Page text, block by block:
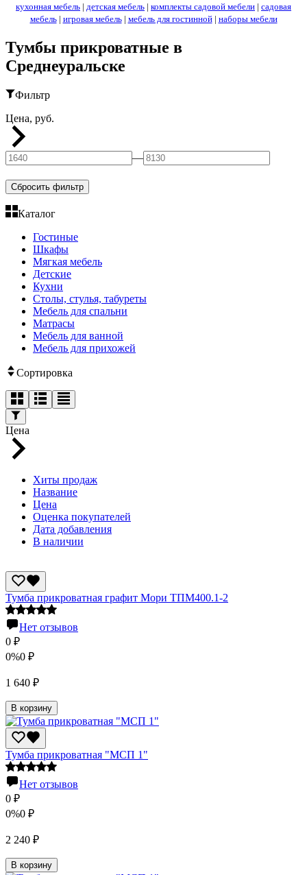
кухонная мебель | детская мебель | комплекты садовой мебели | садовая
мебель| игровая мебель| мебель для гостинной| наборы мебели
Тумбы прикроватные в
Среднеуральске
Фильтр
Цена, руб.
—
Сбросить фильтр
Каталог
Гостиные
Шкафы
Мягкая мебель
Детские
Кухни
Столы, стулья, табуреты
Мебель для спальни
Матрасы
Мебель для ванной
Мебель для прихожей
Сортировка
Цена
Хиты продаж
Название
Цена
Оценка покупателей
Дата добавления
В наличии
Тумба прикроватная графит Мори ТПМ400.1-2
Нет отзывов
0 ₽
0%0 ₽
1 640 ₽
В корзину
Тумба прикроватная "МСП 1"
Нет отзывов
0 ₽
0%0 ₽
2 240 ₽
В корзину